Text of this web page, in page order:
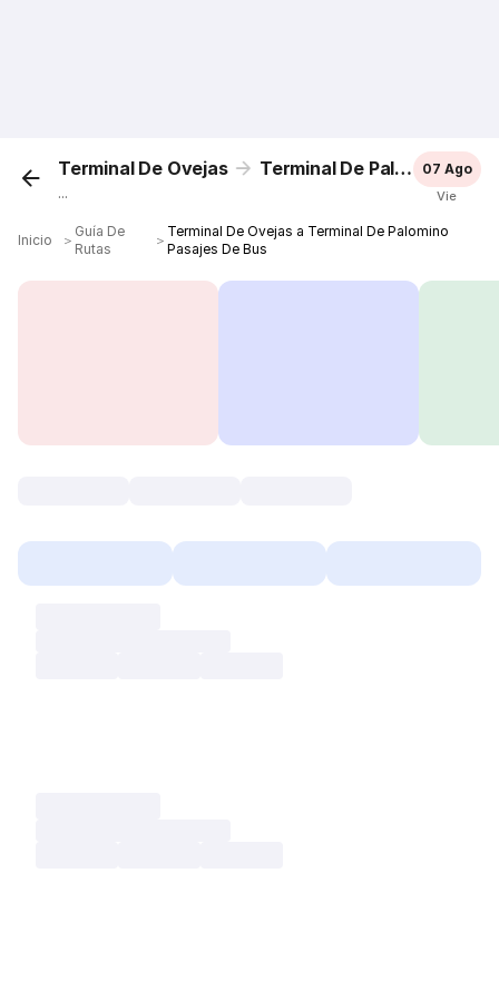
Terminal De Ovejas Terminal De Palomino
...
07 Ago
Vie
Inicio ＞
Guía De
Rutas
＞
Terminal De Ovejas a Terminal De Palomino
Pasajes De Bus